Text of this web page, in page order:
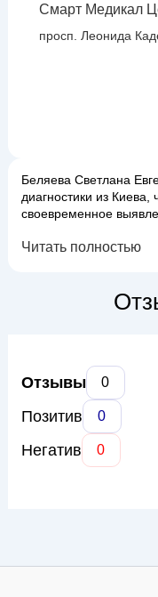
Смарт Медикал
просп. Леонида
Беляева Светлана
диагностики из
своевременное
диагностическим
акушерстве и
Читать полностью
Отзывы 0
Позитив 0
Негатив 0